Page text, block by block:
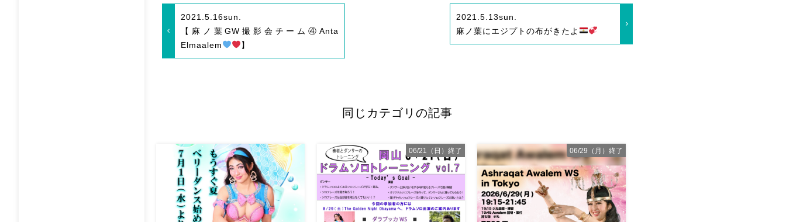
2021.5.16sun.
【麻ノ葉GW撮影会チーム④Anta
Elmaalem
】
2021.5.13sun.
麻ノ葉にエジプトの布がきたよ
同じカテゴリの記事
06/21（日）終了 06/29（月）終了